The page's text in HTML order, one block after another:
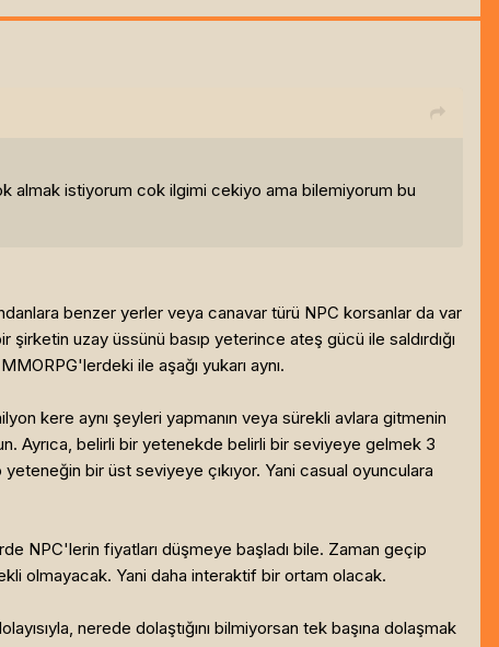
almak istiyorum cok ilgimi cekiyo ama bilemiyorum bu
benzer yerler veya canavar türü NPC korsanlar da var
uzay üssünü basıp yeterince ateş gücü ile saldırdığı
ile aşağı yukarı aynı.
kere aynı şeyleri yapmanın veya sürekli avlara gitmenin
Ayrıca, belirli bir yetenekde belirli bir seviyeye gelmek 3
bir üst seviyeye çıkıyor. Yani casual oyunculara
NPC'lerin fiyatları düşmeye başladı bile. Zaman geçip
olmayacak. Yani daha interaktif bir ortam olacak.
nerede dolaştığını bilmiyorsan tek başına dolaşmak